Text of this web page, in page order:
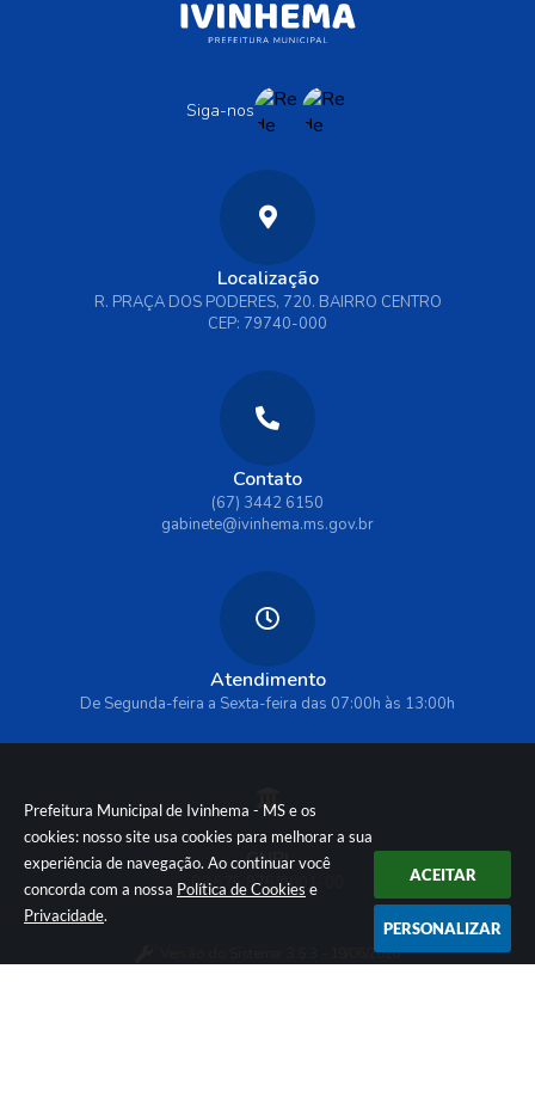
Prefeitura Municipal de Ivinhema - MS e os
cookies: nosso site usa cookies para melhorar a sua
experiência de navegação. Ao continuar você
concorda com a nossa Política de Cookies e
Privacidade.
ACEITAR
PERSONALIZAR
Siga-nos
Localização
R. PRAÇA DOS PODERES, 720. BAIRRO CENTRO
CEP: 79740-000
Contato
(67) 3442 6150
gabinete@ivinhema.ms.gov.br
Atendimento
De Segunda-feira a Sexta-feira das 07:00h às 13:00h
CNPJ
03.575.875/0001-00
3.5.3 - 19/06/2026